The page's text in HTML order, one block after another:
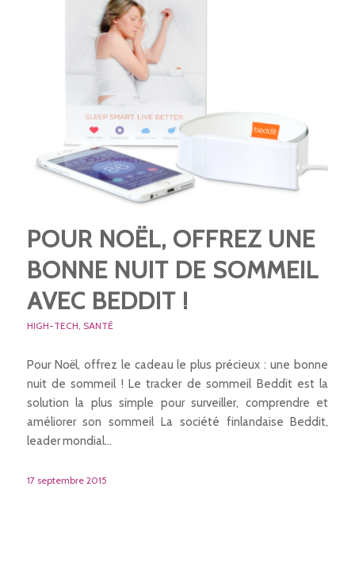
POUR NOËL, OFFREZ UNE
BONNE NUIT DE SOMMEIL
AVEC BEDDIT !
HIGH-TECH SANTÉ
Pour Noël, offrez le cadeau le plus précieux : une bonne
nuit de sommeil ! Le tracker de sommeil Beddit est la
solution la plus simple pour surveiller, comprendre et
améliorer son sommeil La société finlandaise Beddit,
leader mondial…
17 septembre 2015